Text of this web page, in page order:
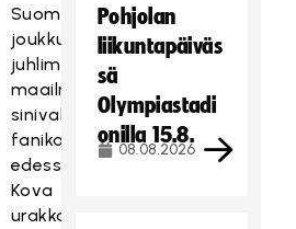
Suomen
joukkue
juhlimassa
maailmanmestaruutta
sinivalkoisen
fanikatsomon
edessä.
Kova
urakka
Pohjolan
liikuntapäiväs
sä
Olympiastadi
onilla 15.8.
08.08.2026